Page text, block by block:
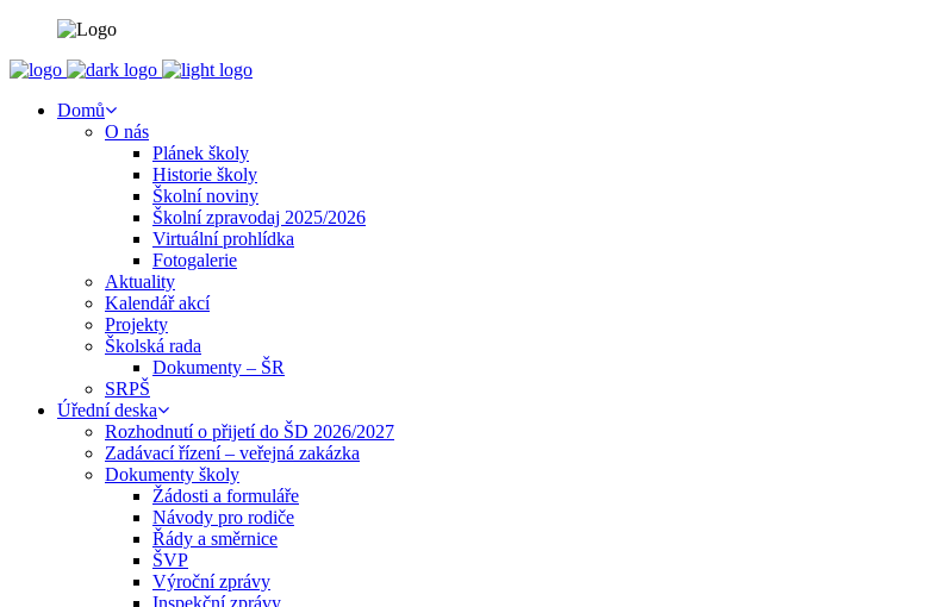
Domů
O nás
Plánek školy
Historie školy
Školní noviny
Školní zpravodaj 2025/2026
Virtuální prohlídka
Fotogalerie
Aktuality
Kalendář akcí
Projekty
Školská rada
Dokumenty – ŠR
SRPŠ
Úřední deska
Rozhodnutí o přijetí do ŠD 2026/2027
Zadávací řízení – veřejná zakázka
Dokumenty školy
Žádosti a formuláře
Návody pro rodiče
Řády a směrnice
ŠVP
Výroční zprávy
Inspekční zprávy